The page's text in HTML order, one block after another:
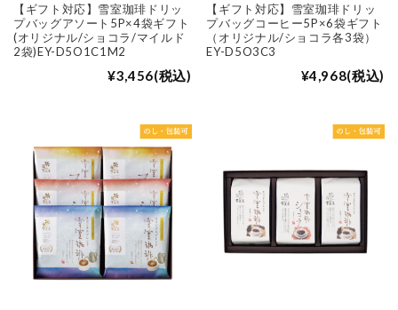
【ギフト対応】雪室珈琲ドリッ
プバッグアソート5P×4袋ギフト
(オリジナル/ショコラ/マイルド
2袋)EY-D5O1C1M2
¥3,456(税込)
【ギフト対応】雪室珈琲ドリッ
プバッグコーヒー5P×6袋ギフト
（オリジナル/ショコラ各3袋）
EY-D5O3C3
¥4,968(税込)